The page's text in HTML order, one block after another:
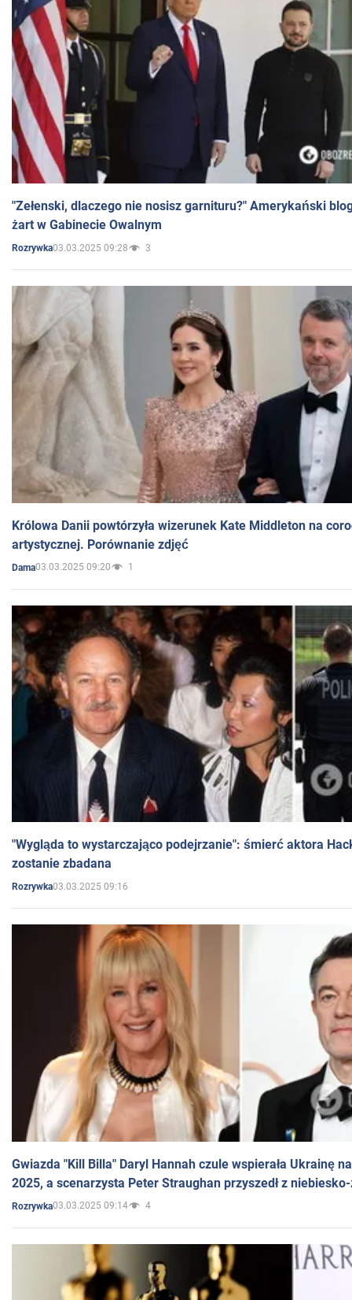
"Zełenski, dlaczego nie nosisz garnituru?" Amerykański
żart w Gabinecie Owalnym
Rozrywka03.03.2025 09:28 3
Królowa Danii powtórzyła wizerunek Kate Middleton na
artystycznej. Porównanie zdjęć
Dama03.03.2025 09:20 1
"Wygląda to wystarczająco podejrzanie": śmierć aktora
zostanie zbadana
Rozrywka03.03.2025 09:16
Gwiazda "Kill Billa" Daryl Hannah czule wspierała Ukrainę
2025, a scenarzysta Peter Straughan przyszedł z
Rozrywka03.03.2025 09:14 4